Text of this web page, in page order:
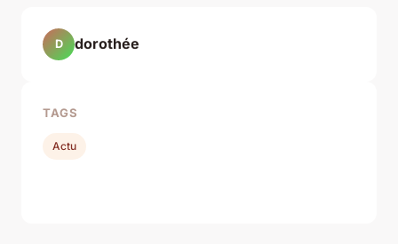
D dorothée
TAGS
Actu